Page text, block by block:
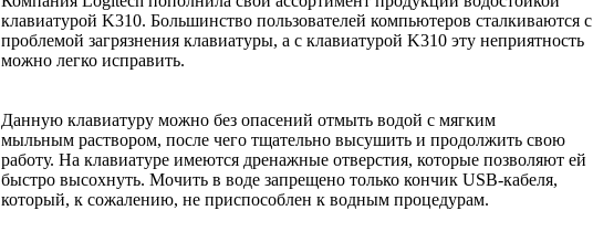
клавиатурой K310. Большинство пользователей компьютеров сталкиваются с
проблемой загрязнения клавиатуры, а с клавиатурой K310 эту неприятность
можно легко исправить.
Данную клавиатуру можно без опасений отмыть водой с мягким
мыльным раствором, после чего тщательно высушить и продолжить свою
работу. На клавиатуре имеются дренажные отверстия, которые позволяют ей
быстро высохнуть. Мочить в воде запрещено только кончик USB-кабеля,
который, к сожалению, не приспособлен к водным процедурам.